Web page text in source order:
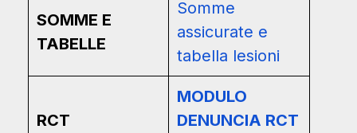
SOMME E
TABELLE
Somme
assicurate e
tabella lesioni
RCT
MODULO
DENUNCIA RCT